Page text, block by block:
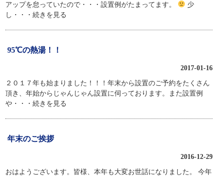
アップを怠っていたので・・・設置例がたまってます。
少
し ・・・続きを見る
95℃の熱湯！！
2017-01-16
２０１７年も始まりました！！！年末から設置のご予約をたくさん
頂き、年始からじゃんじゃん設置に伺っております。また設置例
や ・・・続きを見る
年末のご挨拶
2016-12-29
おはようございます。皆様、本年も大変お世話になりました。 今年